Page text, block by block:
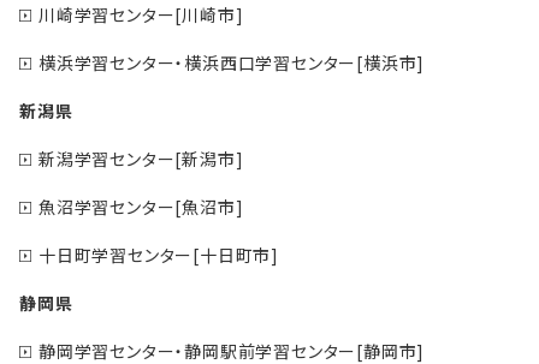
川崎学習センター[川崎市]
横浜学習センター・横浜西口学習センター[横浜市]
新潟県
新潟学習センター[新潟市]
魚沼学習センター[魚沼市]
十日町学習センター[十日町市]
静岡県
静岡学習センター・静岡駅前学習センター[静岡市]